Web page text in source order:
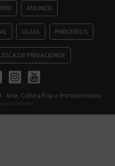
ANUNCIE
GUIAS PARCEIROS
DE PRIVACIDADE
InstagramYoutube
Arte, Cultura Pop e Entretenimento
por Del Vieira